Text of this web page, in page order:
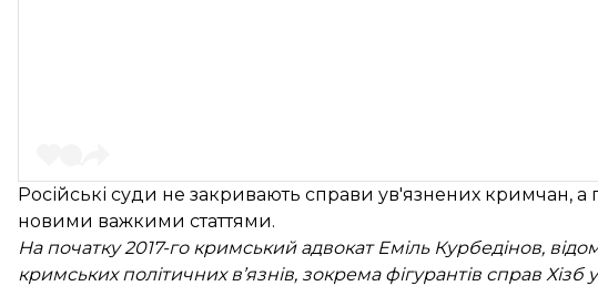
Російські суди не закривають справи ув'язнених кримчан,
новими важкими статтями.
На початку 2017-го кримський адвокат Еміль Курбедінов,
кримських політичних в’язнів, зокрема фігурантів справ Хізб